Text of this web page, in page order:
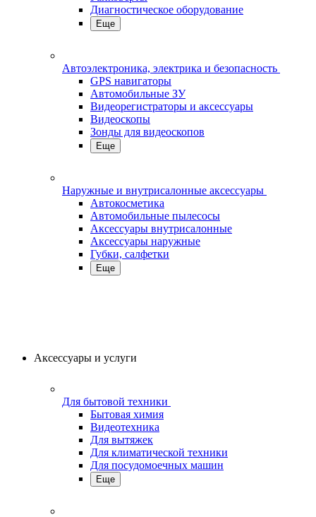
Диагностическое оборудование
Еще
Автоэлектроника, электрика и безопасность
GPS навигаторы
Автомобильные ЗУ
Видеорегистраторы и аксессуары
Видеоскопы
Зонды для видеоскопов
Еще
Наружные и внутрисалонные аксессуары
Автокосметика
Автомобильные пылесосы
Аксесcуары внутрисалонные
Аксессуары наружные
Губки, салфетки
Еще
Аксессуары и услуги
Для бытовой техники
Бытовая химия
Видеотехника
Для вытяжек
Для климатической техники
Для посудомоечных машин
Еще